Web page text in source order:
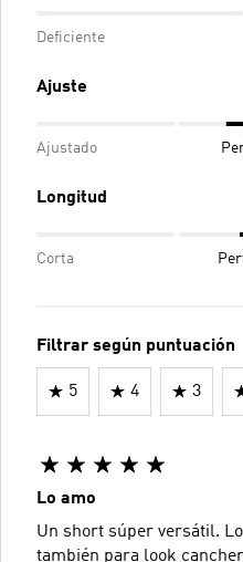
Deficiente
Ajuste
Ajustado
Longitud
Corta
Filtrar según puntuación
5 4 3
Lo amo
Un short súper versátil.
también para look